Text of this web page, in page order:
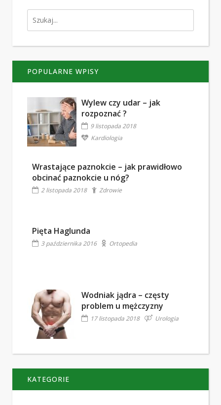
POPULARNE WPISY
Wylew czy udar – jak
rozpoznać ?
9 listopada 2018
Kardiologia
Wrastające paznokcie – jak prawidłowo
obcinać paznokcie u nóg?
2 listopada 2018 Zdrowie
Pięta Haglunda
3 października 2016 Ortopedia
Wodniak jądra – częsty
problem u mężczyzny
17 listopada 2018 Urologia
KATEGORIE